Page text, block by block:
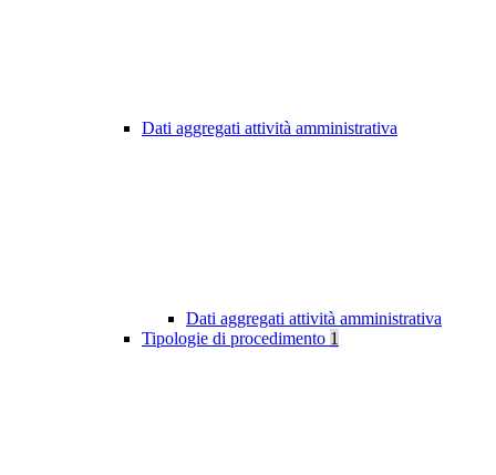
Dati aggregati attività amministrativa
Dati aggregati attività amministrativa
Tipologie di procedimento 1